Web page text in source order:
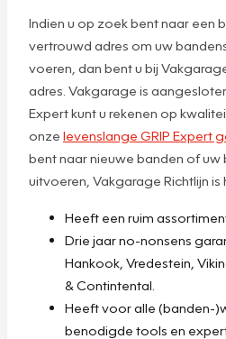
Indien u op zoek bent naar een
vertrouwd adres om uw
voeren, dan bent u bij
adres. Vakgarage is aangesloten
Expert kunt u rekenen op
onze levenslange GRIP Expert
bent naar nieuwe banden of
uitvoeren, Vakgarage Richtlijn is
Heeft een ruim
Drie jaar no-nonsens
Hankook, Vredestein,
& Contintental.
Heeft voor alle (banden-
benodigde tools en